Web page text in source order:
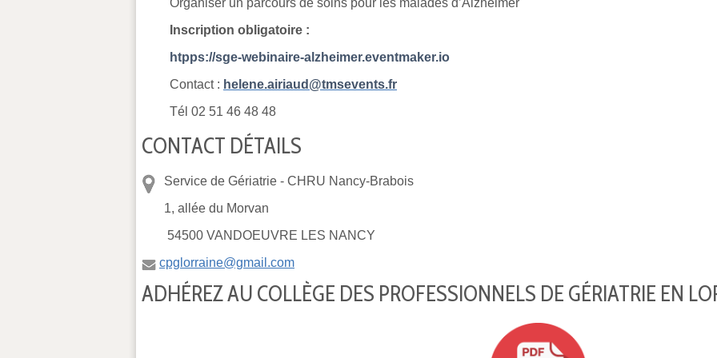
Inscription obligatoire :
htpps://sge-webinaire-alzheimer.eventmaker.io
Contact : helene.airiaud@tmsevents.fr
Tél 02 51 46 48 48
CONTACT DÉTAILS
Service de Gériatrie - CHRU Nancy-Brabois
1, allée du Morvan
54500 VANDOEUVRE LES NANCY
cpglorraine@gmail.com
ADHÉREZ AU COLLÈGE DES PROFESSIONNELS DE GÉRIATRIE EN